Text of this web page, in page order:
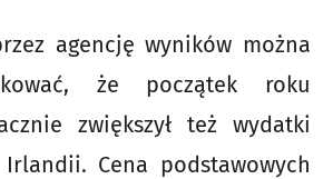
agencję wyników można
że początek roku
zwiększył też wydatki
Irlandii. Cena podstawowych